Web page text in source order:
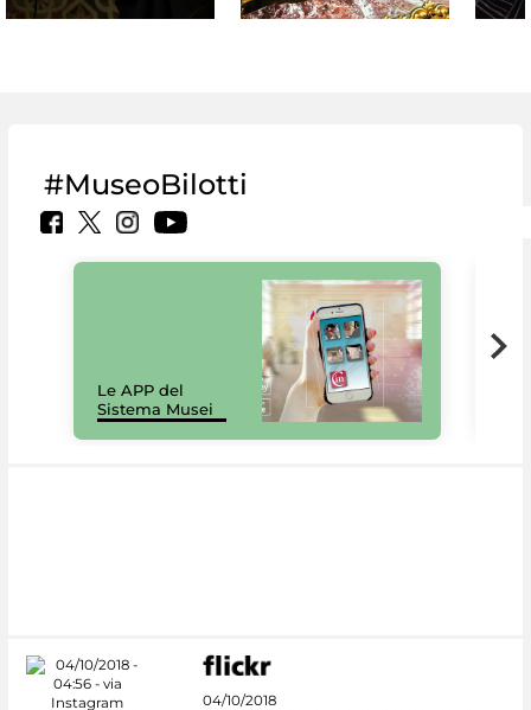
#MuseoBilotti
Le APP del
Sistema Musei
04/10/2018